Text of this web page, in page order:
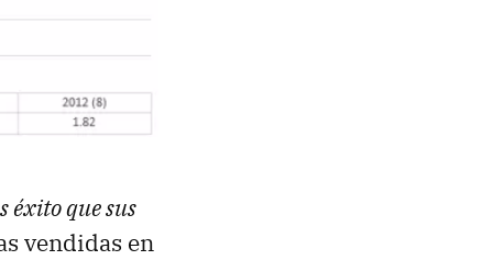
éxito que sus
vendidas en